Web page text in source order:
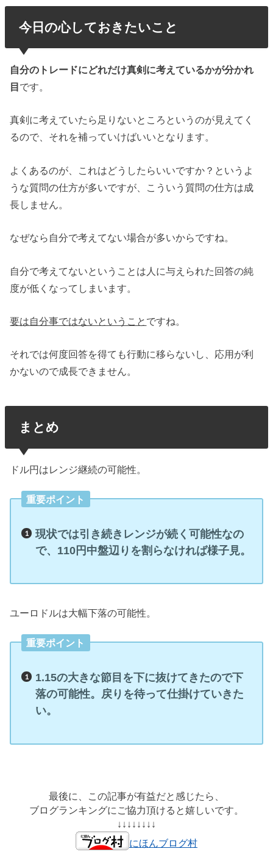
今日の心しておきたいこと
自分のトレードにどれだけ真剣に考えているかが分かれ
目 です。
真剣に考えていたら足りないところというのが見えてく
るので、それを補っていけばいいとなります。
よくあるのが、これはどうしたらいいですか？というよ
うな質問の仕方が多いですが、こういう質問の仕方は成
長しません。
なぜなら自分で考えてない場合が多いからですね。
自分で考えてないということは人に与えられた回答の純
度が低くなってしまいます。
要は自分事ではないということ ですね。
それでは何度回答を得ても行動に移らないし、応用が利
かないので成長できません。
まとめ
ドル円はレンジ継続の可能性。
重要ポイント
現状では引き続きレンジが続く可能性なの
で、110円中盤辺りを割らなければ様子見。
ユーロドルは大幅下落の可能性。
重要ポイント
1.15の大きな節目を下に抜けてきたので下
落の可能性。戻りを待って仕掛けていきた
い。
最後に、この記事が有益だと感じたら、
ブログランキングにご協力頂けると嬉しいです。
↓↓↓↓↓↓↓↓
にほんブログ村